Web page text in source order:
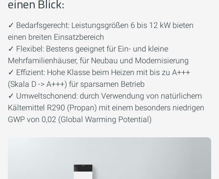
einen Blick:
✓ Bedarfsgerecht: Leistungsgrößen 6 bis 12 kW bieten
einen breiten Einsatzbereich
✓ Flexibel: Bestens geeignet für Ein- und kleine
Mehrfamilienhäuser, für Neubau und Modernisierung
✓ Effizient: Hohe Klasse beim Heizen mit bis zu A+++
(Skala D -> A+++) für sparsamen Betrieb
✓ Umweltschonend: durch Verwendung von natürlichem
Kältemittel R290 (Propan) mit einem besonders niedrigen
GWP von 0,02 (Global Warming Potential)